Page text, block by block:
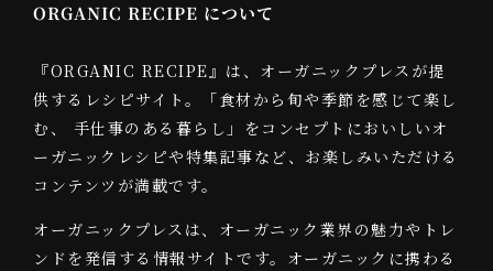
ORGANIC RECIPE について
『ORGANIC RECIPE』は、オーガニックプレスが提
供するレシピサイト。「食材から旬や季節を感じて楽し
む、 手仕事のある暮らし」をコンセプトにおいしいオ
ーガニックレシピや特集記事など、お楽しみいただける
コンテンツが満載です。
オーガニックプレスは、オーガニック業界の魅力やトレ
ンドを発信する情報サイトです。オーガニックに携わる